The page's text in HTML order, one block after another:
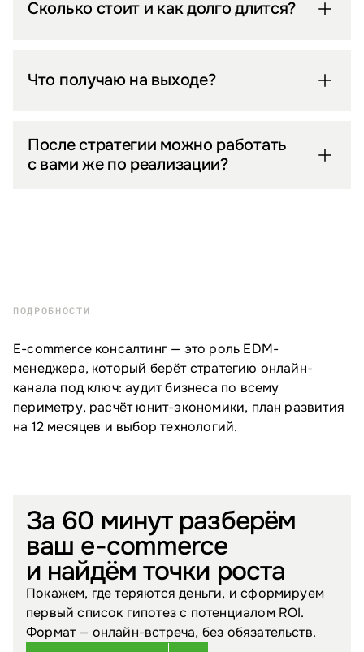
Сколько стоит и как долго длится?
Что получаю на выходе?
После стратегии можно работать
с вами же по реализации?
ПОДРОБНОСТИ
E-commerce консалтинг — это роль EDM-
менеджера, который берёт стратегию онлайн-
канала под ключ: аудит бизнеса по всему
периметру, расчёт юнит-экономики, план развития
на 12 месяцев и выбор технологий.
За 60 минут разберём
ваш e-commerce
и найдём точки роста
Покажем, где теряются деньги, и сформируем
первый список гипотез с потенциалом ROI.
Формат — онлайн-встреча, без обязательств.